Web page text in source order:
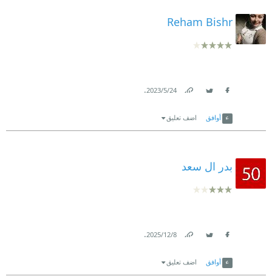
Reham Bishr
24‏/5‏/2023
.
أوافق اضف تعليق
بدر ال سعد
8‏/12‏/2025
.
أوافق اضف تعليق